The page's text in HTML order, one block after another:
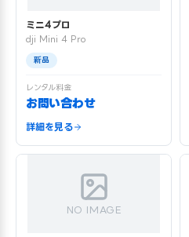
ミニ4プロ
dji Mini 4 Pro
新品
レンタル料金
お問い合わせ
詳細を見る
NO IMAGE